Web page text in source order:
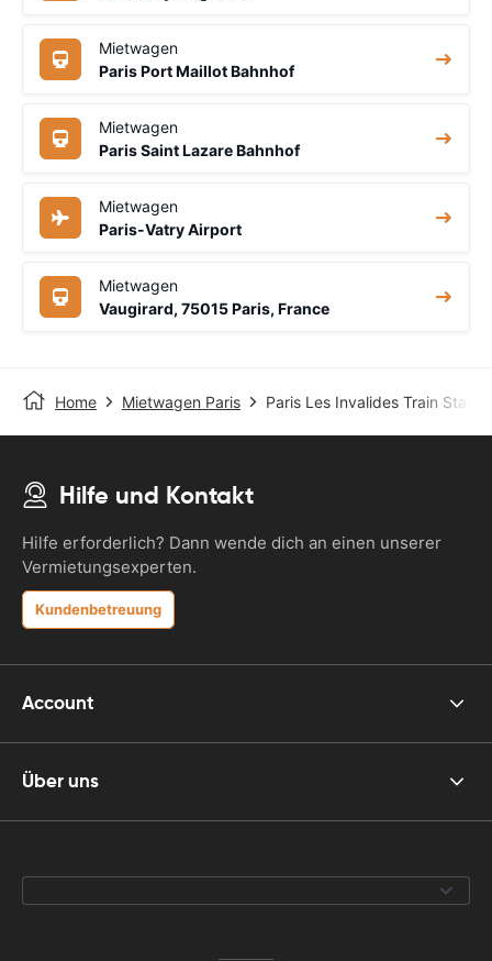
Mietwagen
Paris Port Maillot Bahnhof
Mietwagen
Paris Saint Lazare Bahnhof
Mietwagen
Paris-Vatry Airport
Mietwagen
Vaugirard, 75015 Paris, France
Home Mietwagen Paris Paris Les Invalides Train Station
Hilfe und Kontakt
Hilfe erforderlich? Dann wende dich an einen unserer
Vermietungsexperten.
Kundenbetreuung
Account
Über uns